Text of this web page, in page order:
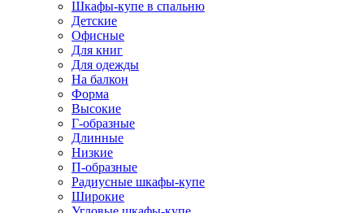
Шкафы-купе в спальню
Детские
Офисные
Для книг
Для одежды
На балкон
Форма
Высокие
Г-образные
Длинные
Низкие
П-образные
Радиусные шкафы-купе
Широкие